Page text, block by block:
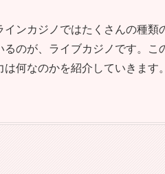
インカジノではたくさんの種
るのが、ライブカジノです。こ
は何なのかを紹介していきます。